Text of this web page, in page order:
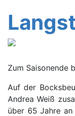
Zum Saisonende
Auf der
Andrea Weiß
über 65 Jahre an